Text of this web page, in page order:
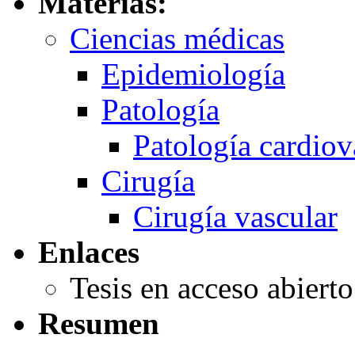
Ciencias médicas
Epidemiología
Patología
Patología
Cirugía
Cirugía vascular
Enlaces
Tesis en acceso
Resumen